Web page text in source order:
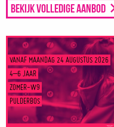
Bekijk volledige aanbod
VANAF MAANDAG 24 AUGUSTUS 2026
4–6 JAAR
ZOMER-W9
PULDERBOS